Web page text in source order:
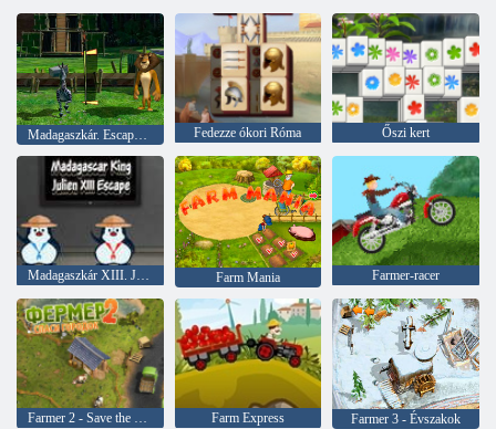
Madagaszkár. Escape from Africa 2 Fedezze ókori Róma Őszi kert
Madagaszkár XIII. Julien király menekülés Farm Mania Farmer-racer
Farmer 2 - Save the Village Farm Express Farmer 3 - Évszakok